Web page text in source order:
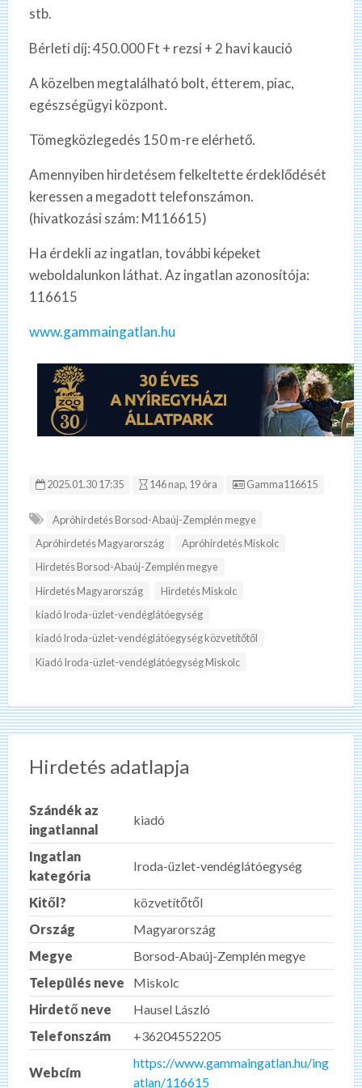
stb.
Bérleti díj: 450.000 Ft + rezsi + 2 havi kaució
A közelben megtalálható bolt, étterem, piac,
egészségügyi központ.
Tömegközlegedés 150 m-re elérhető.
Amennyiben hirdetésem felkeltette érdeklődését
keressen a megadott telefonszámon.
(hivatkozási szám: M116615)
Ha érdekli az ingatlan, további képeket
weboldalunkon láthat. Az ingatlan azonosítója:
116615
www.gammaingatlan.hu
2025.01.30 17:35 146 nap, 19 óra Hirdetés ID:
Gamma116615
Apróhirdetés Borsod-Abaúj-Zemplén megye
Apróhirdetés Magyarország
Apróhirdetés Miskolc
Hirdetés Borsod-Abaúj-Zemplén megye
Hirdetés Magyarország
Hirdetés Miskolc
kiadó Iroda-üzlet-vendéglátóegység
kiadó Iroda-üzlet-vendéglátóegység közvetítőtől
Kiadó Iroda-üzlet-vendéglátóegység Miskolc
Hirdetés adatlapja
Szándék az
ingatlannal
kiadó
Ingatlan
kategória
Iroda-üzlet-vendéglátóegység
Kitől?
közvetítőtől
Ország
Magyarország
Megye
Borsod-Abaúj-Zemplén megye
Település neve
Miskolc
Hirdető neve
Hausel László
Telefonszám
+36204552205
Webcím
https://www.gammaingatlan.hu/ing
atlan/116615